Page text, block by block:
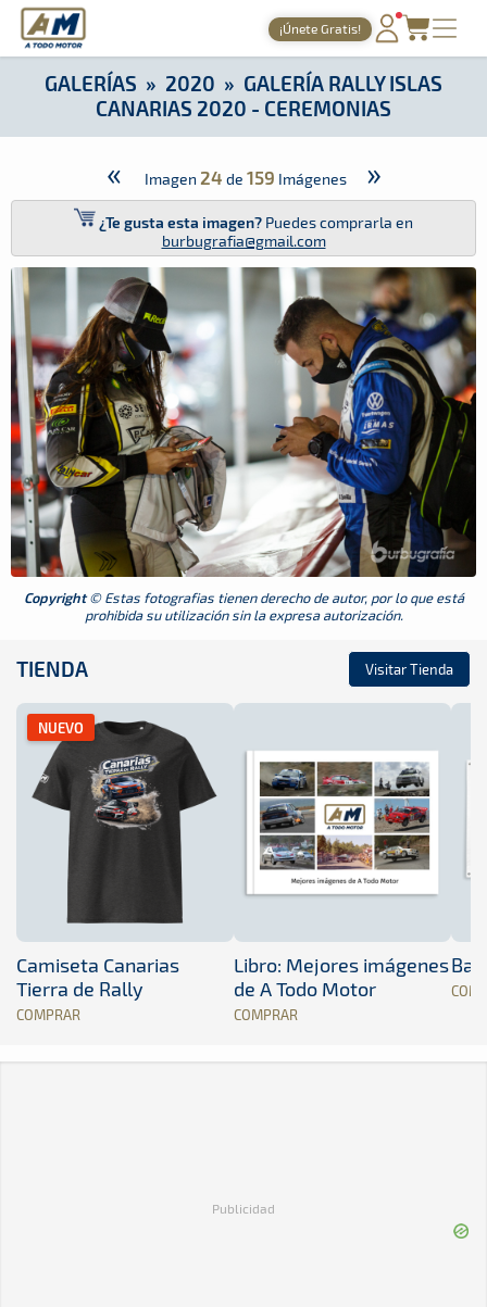
A Todo Motor · Revista del motor desde 1999
¡Únete Gratis!
PORTADA
TIEMPOS ONLINE
AGENDA
TIENDA
ARCHIVO
» Galería Rally Islas
GALERÍAS » 2020 » GALERÍA RALLY ISLAS
CANARIAS 2020 - CEREMONIAS
« Imagen 24 de 159 Imágenes »
¿Te gusta esta imagen? Puedes comprarla en
burbugrafia@gmail.com
Copyright© Estas fotografias tienen derecho de autor, por lo que está
prohibida su utilización sin la expresa autorización.
TIENDA Visitar Tienda
NUEVO
Camiseta Canarias
Tierra de Rally
COMPRAR
Libro: Mejores imágenes
de A Todo Motor
COMPRAR
Publicidad